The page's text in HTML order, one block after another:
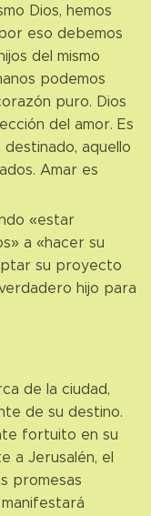
Dios, hemos
eso debemos
del mismo
podemos
puro. Dios
del amor. Es
aquello
Amar es
«estar
a «hacer su
su proyecto
hijo para
de la ciudad,
de su destino.
fortuito en su
a Jerusalén, el
promesas